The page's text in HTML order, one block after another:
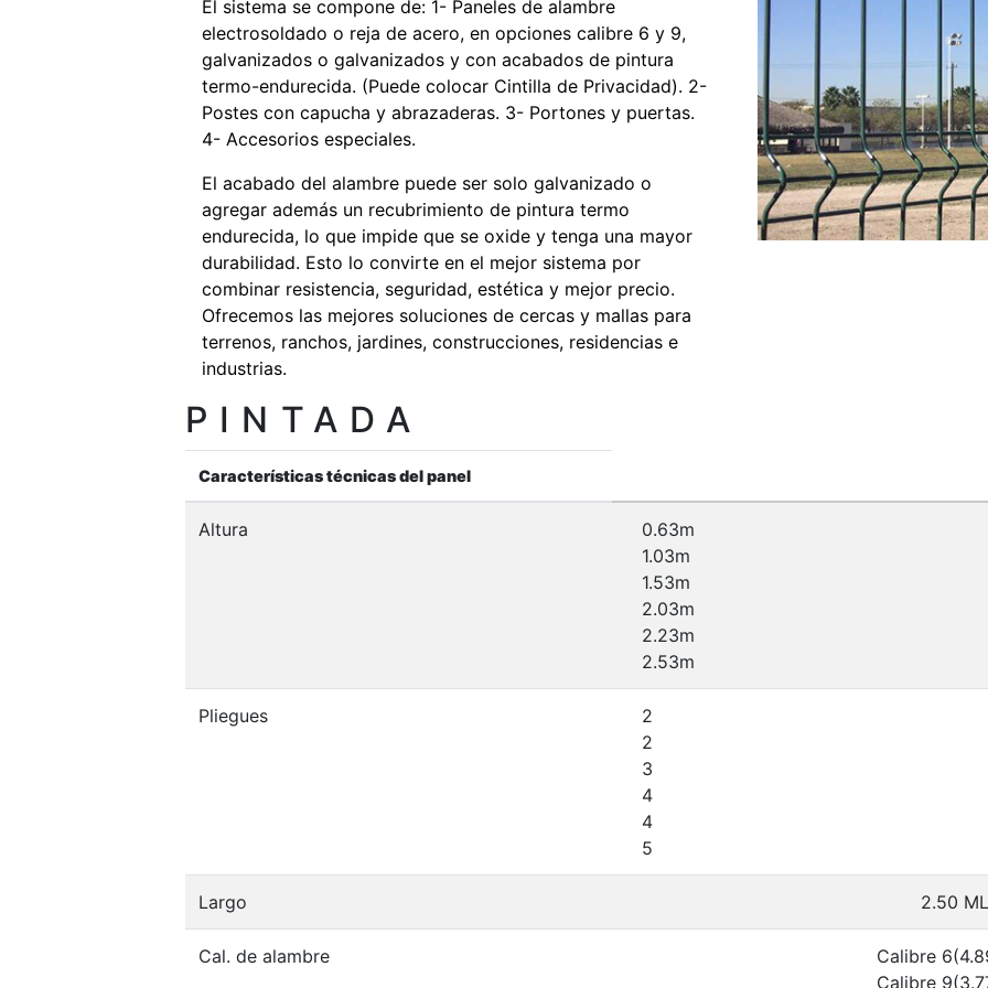
El sistema se compone de: 1- Paneles de alambre
electrosoldado o reja de acero, en opciones calibre 6 y 9,
galvanizados o galvanizados y con acabados de pintura
termo-endurecida. (Puede colocar Cintilla de Privacidad). 2-
Postes con capucha y abrazaderas. 3- Portones y puertas.
4- Accesorios especiales.
El acabado del alambre puede ser solo galvanizado o
agregar además un recubrimiento de pintura termo
endurecida, lo que impide que se oxide y tenga una mayor
durabilidad. Esto lo convirte en el mejor sistema por
combinar resistencia, seguridad, estética y mejor precio.
Ofrecemos las mejores soluciones de cercas y mallas para
terrenos, ranchos, jardines, construcciones, residencias e
industrias.
PINTADA
Características técnicas del panel
Altura
0.63m
1.03m
1.53m
2.03m
2.23m
2.53m
Pliegues
2
2
3
4
4
5
Largo 2.50 ML
Cal. de alambre
Calibre
Calibre